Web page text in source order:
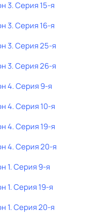
3. Серия 15-я
3. Серия 16-я
3. Серия 25-я
3. Серия 26-я
4. Серия 9-я
4. Серия 10-я
4. Серия 19-я
4. Серия 20-я
1. Серия 9-я
1. Серия 19-я
1. Серия 20-я